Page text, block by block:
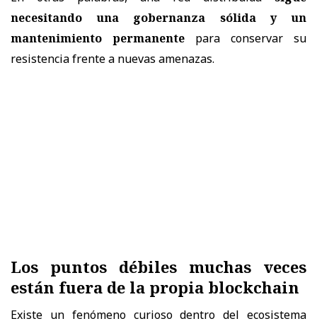
necesitando una gobernanza sólida y un
mantenimiento permanente para conservar su
resistencia frente a nuevas amenazas.
Los puntos débiles muchas veces
están fuera de la propia blockchain
Existe un fenómeno curioso dentro del ecosistema